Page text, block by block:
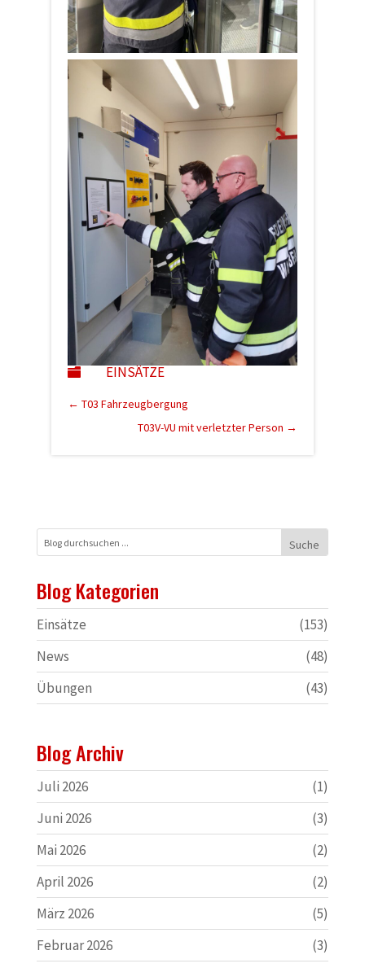
 EINSÄTZE
← T03 Fahrzeugbergung
T03V-VU mit verletzter Person →
Blog Kategorien
Einsätze
(153)
News
(48)
Übungen
(43)
Blog Archiv
Juli 2026
(1)
Juni 2026
(3)
Mai 2026
(2)
April 2026
(2)
März 2026
(5)
Februar 2026
(3)